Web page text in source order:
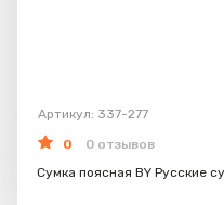
Артикул: 337-277
0
0 отзывов
Сумка поясная BY Русские